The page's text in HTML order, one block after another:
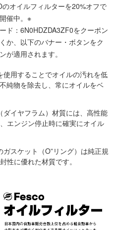
オイルフィルターを20%オフで
催中。 ※
ド：6N0HDZDA3ZF0をクーポン
か、以下のバナー・ボタンをク
が適用されます。
使用することでオイルの汚れを低
純物を除去し、常にオイルをベ
ダイヤフラム）材質には、高性能
エンジン停止時に確実にオイル
ガスケット（O”リング）は純正規
性に優れた材質です。